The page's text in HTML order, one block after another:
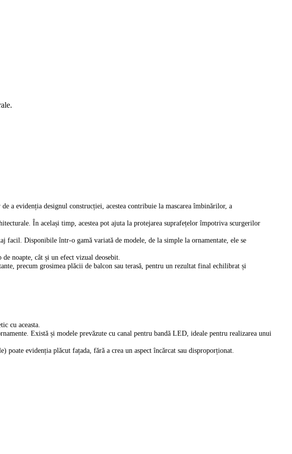
a evidenția designul construcției, acestea contribuie la mascarea îmbinărilor, a
În același timp, acestea pot ajuta la protejarea suprafețelor împotriva scurgerilor
facil. Disponibile într-o gamă variată de modele, de la simple la ornamentate, ele se
noapte, cât și un efect vizual deosebit.
precum grosimea plăcii de balcon sau terasă, pentru un rezultat final echilibrat și
cu aceasta.
Există și modele prevăzute cu canal pentru bandă LED, ideale pentru realizarea unui
evidenția plăcut fațada, fără a crea un aspect încărcat sau disproporționat.